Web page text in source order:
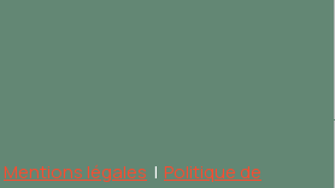
Mentions légales | Politique de